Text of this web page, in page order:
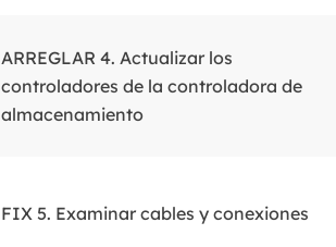
ARREGLAR 4. Actualizar los
controladores de la controladora de
almacenamiento
FIX 5. Examinar cables y conexiones